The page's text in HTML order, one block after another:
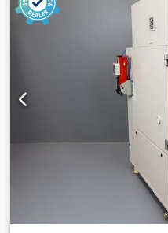
Rfbzoclor * 1 vorige
Bouwjaar 2005 * Eigen
6.500 kg * Remsysteem
betrouwbare partner voor
28832 Achim, nabij Bremer
NutzfahrzeugZentrum
voertuigen op voorraad uit
bedrijfswagens en
doorlopend aantrekkelijke
tegen gunstige speciale
wij graag een individueel
bedrijfswagen of
nieuwe TÜV-keuring
aanbod via onze